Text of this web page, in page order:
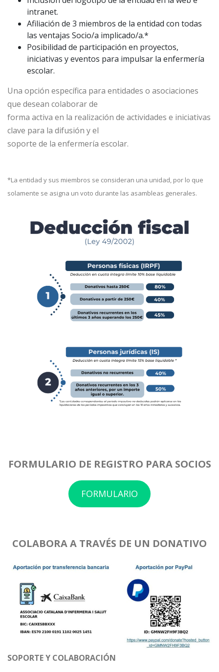
intranet.
Afiliación de 3 miembros de la entidad con todas
las ventajas Socio/a implicado/a.*
Posibilidad de participación en proyectos,
iniciativas y eventos para impulsar la enfermería
escolar.
Una opción específica para entidades o asociaciones
que desean colaborar de
forma activa en la realización de actividades e iniciativas
clave para la difusión y el
soporte de la enfermería escolar.
*La entidad y sus miembros se consideran una unidad, por lo que
solamente se asigna un voto durante las asambleas generales.
FORMULARIO DE REGISTRO PARA SOCIOS
FORMULARIO
COLABORA A TRAVÉS DE UN DONATIVO
SOPORTE Y COLABORACIÓN